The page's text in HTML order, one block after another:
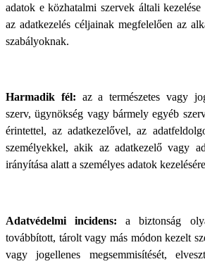
adatok e közhatalmi szervek általi
az adatkezelés céljainak megfelelően az
szabályoknak.
Harmadik fél: az a természetes vagy
szerv, ügynökség vagy bármely egyéb
érintettel, az adatkezelővel, az
személyekkel, akik az adatkezelő vagy
irányítása alatt a személyes adatok
Adatvédelmi incidens: a biztonság
továbbított, tárolt vagy más módon kezelt
vagy jogellenes megsemmisítését,